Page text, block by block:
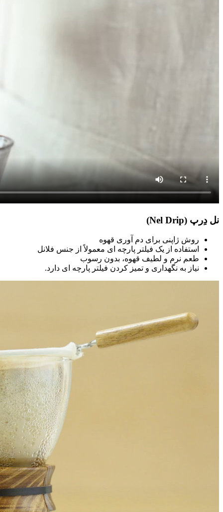
نل دِرپ (Nel Drip)
روش ژاپنی برای دم آوری قهوه
استفاده از یک فیلتر پارچه ای معمولاً از جنس فلانل
طعم نرم و لطیف قهوه، بدون رسوب
نیاز به نگهداری و تمیز کردن فیلتر پارچه ای دارد.